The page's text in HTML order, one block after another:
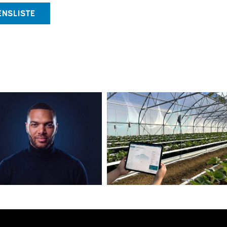
Erfolgreiche
Finanzierungsrunde:
vGreens startet
globalen Rollout
Mit Plan A in die
Zukunft: Kirsten
Pieper macht
Unternehmen fit für
morgen